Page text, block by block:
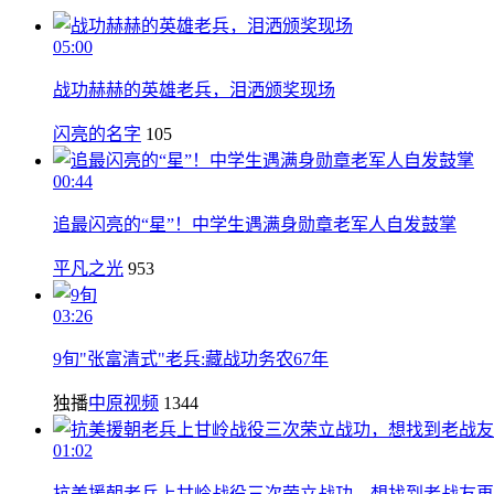
05:00
战功赫赫的英雄老兵，泪洒颁奖现场
闪亮的名字 105
00:44
追最闪亮的“星”！中学生遇满身勋章老军人自发鼓掌
平凡之光 953
03:26
9旬"张富清式"老兵:藏战功务农67年
独播中原视频 1344
01:02